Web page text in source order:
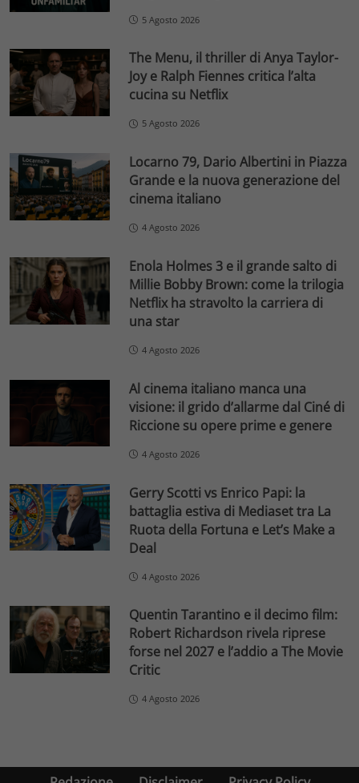
5 Agosto 2026
The Menu, il thriller di Anya Taylor-
Joy e Ralph Fiennes critica l’alta
cucina su Netflix
5 Agosto 2026
Locarno 79, Dario Albertini in Piazza
Grande e la nuova generazione del
cinema italiano
4 Agosto 2026
Enola Holmes 3 e il grande salto di
Millie Bobby Brown: come la trilogia
Netflix ha stravolto la carriera di
una star
4 Agosto 2026
Al cinema italiano manca una
visione: il grido d’allarme dal Ciné di
Riccione su opere prime e genere
4 Agosto 2026
Gerry Scotti vs Enrico Papi: la
battaglia estiva di Mediaset tra La
Ruota della Fortuna e Let’s Make a
Deal
4 Agosto 2026
Quentin Tarantino e il decimo film:
Robert Richardson rivela riprese
forse nel 2027 e l’addio a The Movie
Critic
4 Agosto 2026